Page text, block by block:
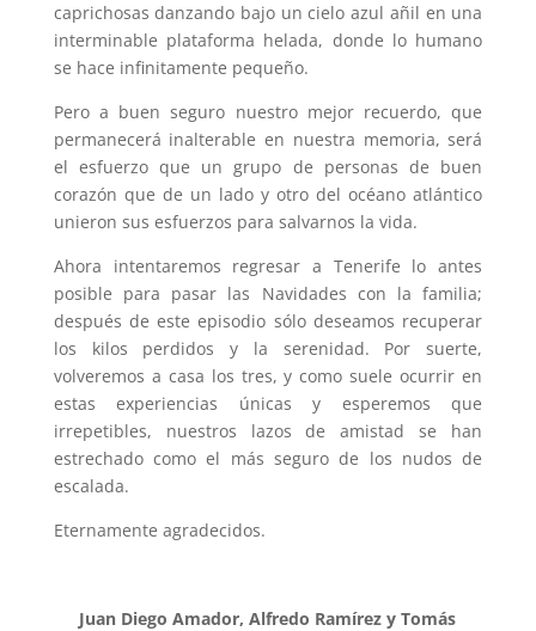
caprichosas danzando bajo un cielo azul añil en una
interminable plataforma helada, donde lo humano
se hace infinitamente pequeño.
Pero a buen seguro nuestro mejor recuerdo, que
permanecerá inalterable en nuestra memoria, será
el esfuerzo que un grupo de personas de buen
corazón que de un lado y otro del océano atlántico
unieron sus esfuerzos para salvarnos la vida.
Ahora intentaremos regresar a Tenerife lo antes
posible para pasar las Navidades con la familia;
después de este episodio sólo deseamos recuperar
los kilos perdidos y la serenidad. Por suerte,
volveremos a casa los tres, y como suele ocurrir en
estas experiencias únicas y esperemos que
irrepetibles, nuestros lazos de amistad se han
estrechado como el más seguro de los nudos de
escalada.
Eternamente agradecidos.
Juan Diego Amador, Alfredo Ramírez y Tomás